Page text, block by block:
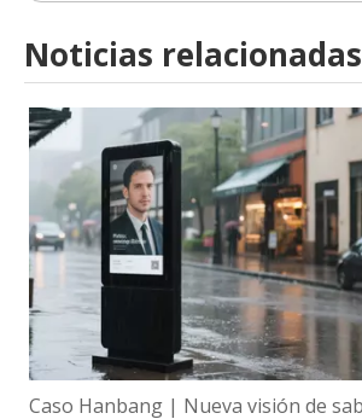
Noticias relacionadas